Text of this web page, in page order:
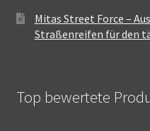
Mitas Street Force –
Straßenreifen für den
Top bewertete